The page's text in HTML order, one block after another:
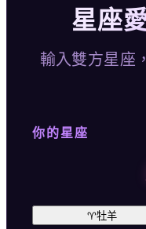
星座
輸入雙方星座
你的星座
♈牡羊